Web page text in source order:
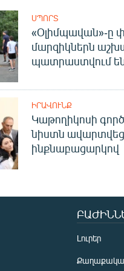
ՍՊՈՐՏ
«Օլիմպավան»-ը
մարզիկներն
պատրաստվում
ԻՐԱՎՈՒՆՔ
Կաթողիկոսի
նիստն
ինքնաբացարկով
Լուրեր